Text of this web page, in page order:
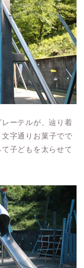
ーテルが、辿り着
文字通りお菓子でで
子どもを太らせて